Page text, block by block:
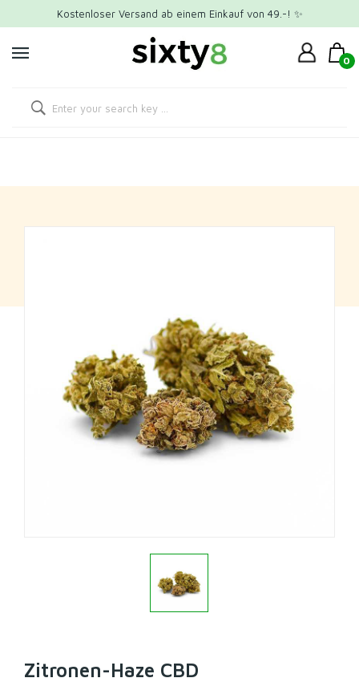
Kostenloser Versand ab einem Einkauf von 49.-! ✨
0
Zitronen-Haze CBD